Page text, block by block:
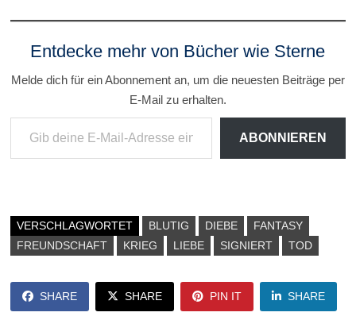
Entdecke mehr von Bücher wie Sterne
Melde dich für ein Abonnement an, um die neuesten Beiträge per
E-Mail zu erhalten.
Gib deine E-Mail-Adresse ein ...
ABONNIEREN
VERSCHLAGWORTET BLUTIG DIEBE
FANTASY
FREUNDSCHAFT
KRIEG LIEBE SIGNIERT TOD
SHARE SHARE PIN IT SHARE